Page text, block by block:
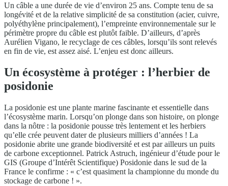
Un câble a une durée de vie d’environ 25 ans. Compte tenu de sa
longévité et de la relative simplicité de sa constitution (acier, cuivre,
polyéthylène principalement), l’empreinte environnementale sur le
périmètre propre du câble est plutôt faible. D’ailleurs, d’après
Aurélien Vigano, le recyclage de ces câbles, lorsqu’ils sont relevés
en fin de vie, est assez aisé. L’enjeu est donc ailleurs.
Un écosystème à protéger : l’herbier de
posidonie
La posidonie est une plante marine fascinante et essentielle dans
l’écosystème marin. Lorsqu’on plonge dans son histoire, on plonge
dans la nôtre : la posidonie pousse très lentement et les herbiers
qu’elle crée peuvent dater de plusieurs milliers d’années ! La
posidonie abrite une grande biodiversité et est par ailleurs un puits
de carbone exceptionnel. Patrick Astruch, ingénieur d’étude pour le
GIS (Groupe d’Intérêt Scientifique) Posidonie dans le sud de la
France le confirme : « c’est quasiment la championne du monde du
stockage de carbone ! ».